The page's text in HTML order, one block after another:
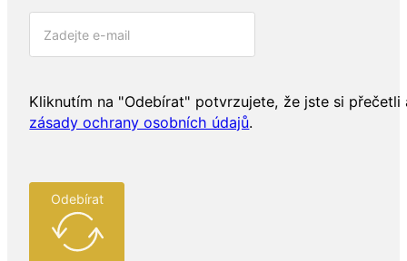
Kliknutím na "Odebírat" potvrzujete, že jste si přečetli
zásady ochrany osobních údajů.
Odebírat